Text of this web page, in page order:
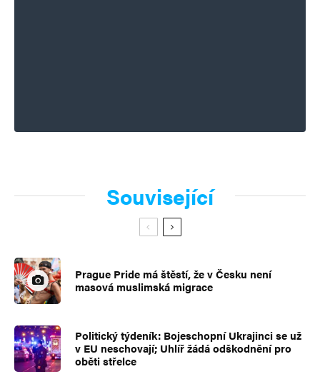
Související
Prague Pride má štěstí, že v Česku není
masová muslimská migrace
Politický týdeník: Bojeschopní Ukrajinci se už
v EU neschovají; Uhlíř žádá odškodnění pro
oběti střelce